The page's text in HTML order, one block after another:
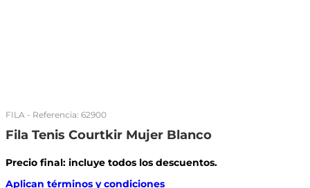
FILA - Referencia: 62900
Fila Tenis Courtkir Mujer Blanco
Precio final: incluye todos los descuentos.
Aplican términos y condiciones